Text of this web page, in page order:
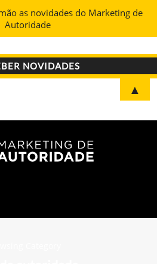
as novidades do Marketing de
Autoridade
▲